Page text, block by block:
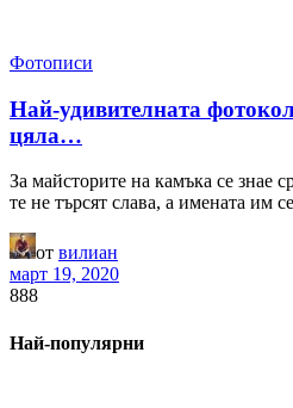
Фотописи
Най-удивителната
цяла…
За майсторите на камъка се знае
те не търсят слава, а имената им
от вилиан
март 19, 2020
888
Най-популярни